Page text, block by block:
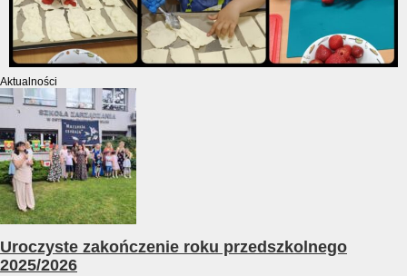
Aktualności
Uroczyste zakończenie roku przedszkolnego
2025/2026